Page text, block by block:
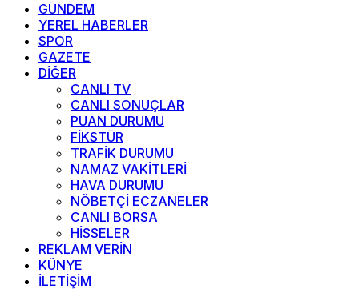
GÜNDEM
YEREL HABERLER
SPOR
GAZETE
DİĞER
CANLI TV
CANLI SONUÇLAR
PUAN DURUMU
FİKSTÜR
TRAFİK DURUMU
NAMAZ VAKİTLERİ
HAVA DURUMU
NÖBETÇİ ECZANELER
CANLI BORSA
HİSSELER
REKLAM VERİN
KÜNYE
İLETİŞİM